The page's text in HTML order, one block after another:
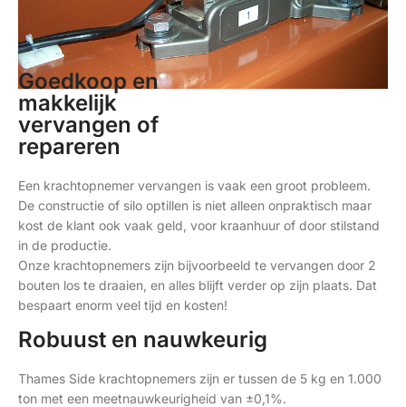
Goedkoop en
makkelijk
vervangen of
repareren
Een krachtopnemer vervangen is vaak een groot probleem.
De constructie of silo optillen is niet alleen onpraktisch maar
kost de klant ook vaak geld, voor kraanhuur of door stilstand
in de productie.
Onze krachtopnemers zijn bijvoorbeeld te vervangen door 2
bouten los te draaien, en alles blijft verder op zijn plaats. Dat
bespaart enorm veel tijd en kosten!
Robuust en nauwkeurig
Thames Side krachtopnemers zijn er tussen de 5 kg en 1.000
ton met een meetnauwkeurigheid van ±0,1%.